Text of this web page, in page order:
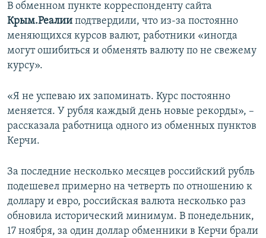
В обменном пункте корреспонденту сайта
Крым.Реалии подтвердили, что из-за постоянно
меняющихся курсов валют, работники «иногда
могут ошибиться и обменять валюту по не свежему
курсу».
«Я не успеваю их запоминать. Курс постоянно
меняется. У рубля каждый день новые рекорды», –
рассказала работница одного из обменных пунктов
Керчи.
За последние несколько месяцев российский рубль
подешевел примерно на четверть по отношению к
доллару и евро, российская валюта несколько раз
обновила исторический минимум. В понедельник,
17 ноября, за один доллар обменники в Керчи брали